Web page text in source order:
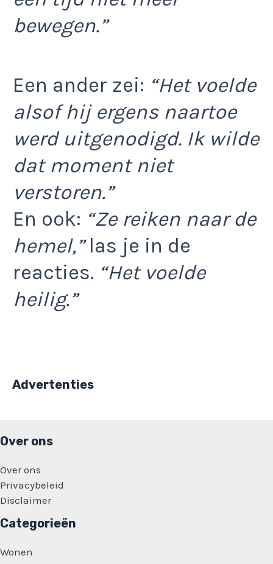
bewegen.”
Een ander zei: “Het voelde
alsof hij ergens naartoe
werd uitgenodigd. Ik wilde
dat moment niet
verstoren.”
En ook: “Ze reiken naar de
hemel,”las je in de
reacties. “Het voelde
heilig.”
Advertenties
Over ons
Over ons
Privacybeleid
Disclaimer
Categorieën
Wonen